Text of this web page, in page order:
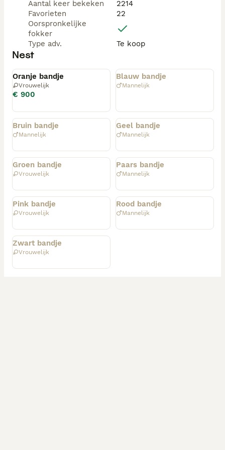
Puppypakket
Iedere pup gaat mee met een puppypakket, met onder
andere een lapje met nestgeur en een zakje
hondenvoer om de overgang naar het nieuwe huis zo
soepel mogelijk te maken.
Aantal keer bekeken
2214
Favorieten
22
Oorspronkelijke
fokker
Type adv.
Te koop
Nest
Oranje bandje
Vrouwelijk
€ 900
Blauw bandje
Mannelijk
Geplaatst
Bruin bandje
Mannelijk
Geplaatst
Geel bandje
Mannelijk
Geplaatst
Groen bandje
Vrouwelijk
Geplaatst
Paars bandje
Mannelijk
Geplaatst
Pink bandje
Vrouwelijk
Geplaatst
Rood bandje
Mannelijk
Geplaatst
Zwart bandje
Vrouwelijk